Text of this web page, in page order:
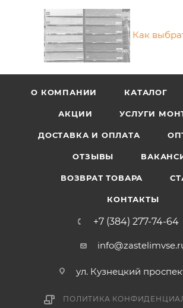
Как
О КОМПАНИИ КАТАЛОГ
АКЦИИ УСЛУГИ
ДОСТАВКА И ОПЛАТА
ОТЗЫВЫ
ВОЗВРАТ ТОВАРА
КОНТАКТЫ
+7 (384) 277-74-64
ул. Кузнецкий
ПОЛИТИКА